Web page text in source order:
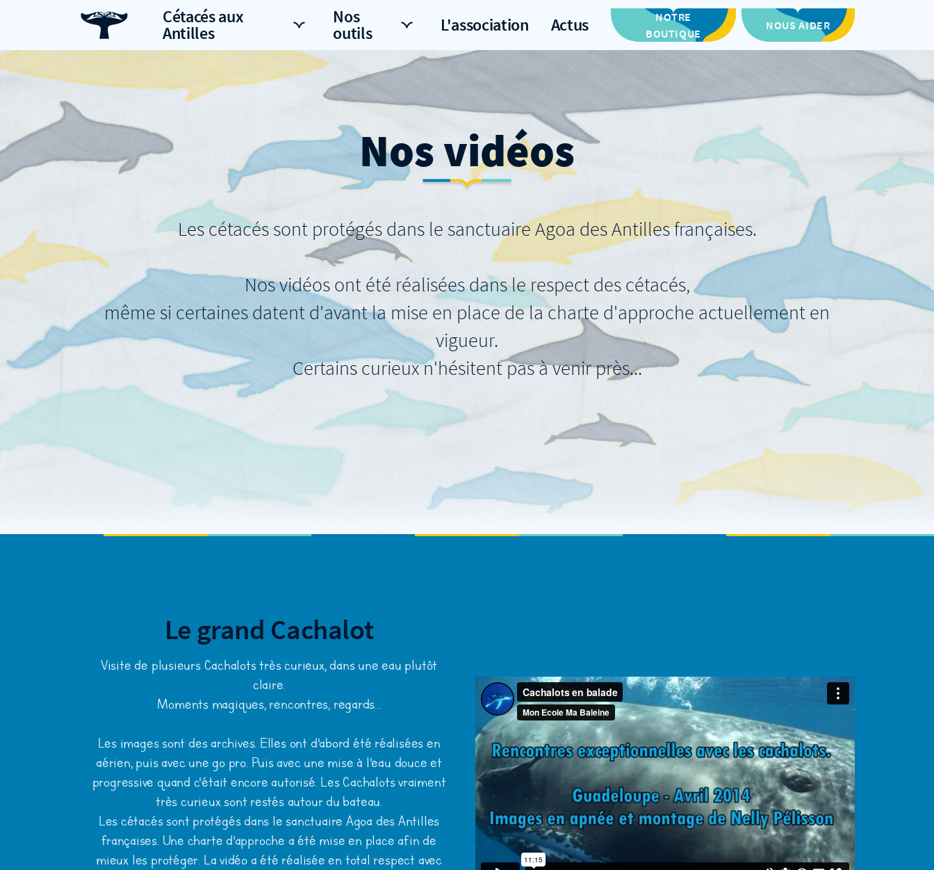
Cétacés aux
Antilles
Nos
outils L'association Actus
NOTRE
BOUTIQUE
NOUS AIDER
Nos vidéos
Les cétacés sont protégés dans le sanctuaire Agoa des Antilles françaises.
Nos vidéos ont été réalisées dans le respect des cétacés,
même si certaines datent d'avant la mise en place de la charte d'approche actuellement en
vigueur.
Certains curieux n'hésitent pas à venir près...
Le grand Cachalot
Visite de plusieurs Cachalots très curieux, dans une eau plutôt
claire.
Moments magiques, rencontres, regards...
Les images sont des archives. Elles ont d'abord été réalisées en
aérien, puis avec une go pro. Puis avec une mise à l'eau douce et
progressive quand c'était encore autorisé. Les Cachalots vraiment
très curieux sont restés autour du bateau.
Les cétacés sont protégés dans le sanctuaire Agoa des Antilles
françaises. Une charte d'approche a été mise en place afin de
mieux les protéger. La vidéo a été réalisée en total respect avec